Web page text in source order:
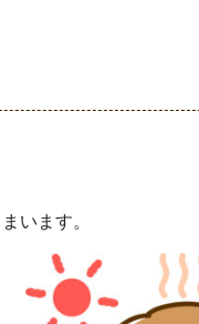
います。